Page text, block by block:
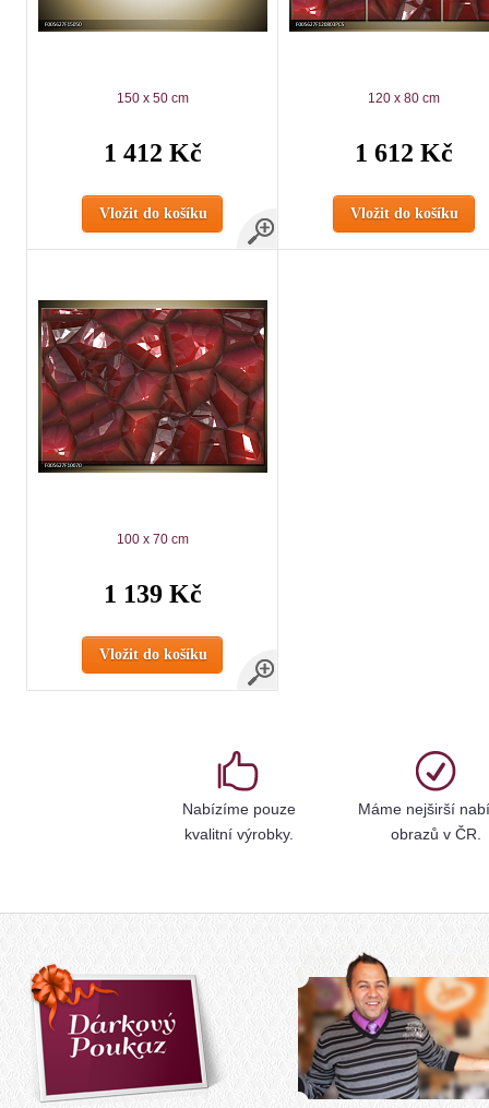
150 x 50 cm
1 412 Kč
Vložit do košíku
120 x 80 cm
1 612 Kč
Vložit do košíku
100 x 70 cm
1 139 Kč
Vložit do košíku
Nabízíme pouze
kvalitní výrobky.
Máme nejširší
obrazů v ČR.